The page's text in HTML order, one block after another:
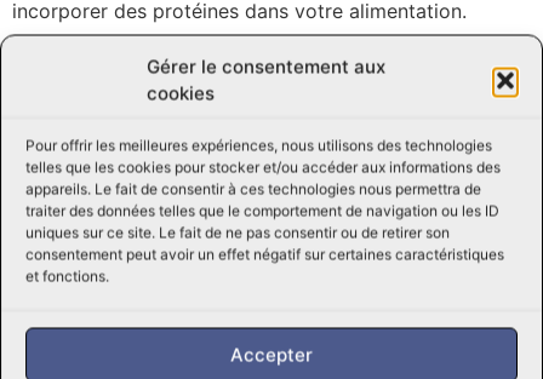
Gérer le consentement aux
cookies
Pour offrir les meilleures expériences, nous utilisons des technologies
telles que les cookies pour stocker et/ou accéder aux informations des
appareils. Le fait de consentir à ces technologies nous permettra de
traiter des données telles que le comportement de navigation ou les ID
uniques sur ce site. Le fait de ne pas consentir ou de retirer son
consentement peut avoir un effet négatif sur certaines caractéristiques
et fonctions.
Accepter
incorporer des protéines dans votre alimentation.
Que ce soit pour préparer une paella savoureuse, des
tacos aux crevettes épicés, une salade césar aux
légumes, les crevettes 16/20 ajoutent une touche de
finesse et de délicatesse à vos plats. Leur polyvalence
en fait l’ingrédient parfait pour surprendre et ravir vos
convives lors de dîners et de réceptions.
Achetez dès maintenant des crevettes 16/20 de qualité
papilles avec leur saveur exquise et leur texture
irrésistible. Découvrez le goût délicieux et la versatilité